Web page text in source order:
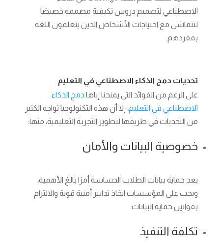
الاصطناعي لتصميم دروس تكيفية مصممة خصيصًا
لتتماشى مع احتياجات الأشخاص الذين يتعلمون اللغة
بمفردهم.
تحديات دمج الذكاء الاصطناعي في التعليم
على الرغم من الفوائد التي يمنحنا إياها دمج الذكاء
الاصطناعي في التعليم، إلا أن هذه التكنولوجيا تواجه الكثير
من التحديات في طريقها لتطوير التجربة التعليمية، منها:
خصوصية البيانات والأمان
يعد حماية بيانات الطلاب الحساسة أمرًا بالغ الأهمية،
ويجب على المؤسسات اتخاذ تدابير أمنية قوية والالتزام
بقوانين حماية البيانات.
تكلفة التنفيذ